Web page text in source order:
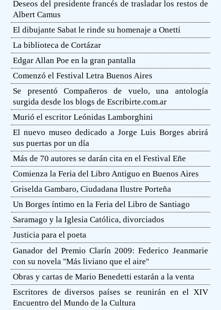
Deseos del presidente francés de trasladar los restos de
Albert Camus
El dibujante Sabat le rinde su homenaje a Onetti
La biblioteca de Cortázar
Edgar Allan Poe en la gran pantalla
Comenzó el Festival Letra Buenos Aires
Se presentó Compañeros de vuelo, una antología
surgida desde los blogs de Escribirte.com.ar
Murió el escritor Leónidas Lamborghini
El nuevo museo dedicado a Jorge Luis Borges abrirá
sus puertas por un día
Más de 70 autores se darán cita en el Festival Eñe
Comienza la Feria del Libro Antiguo en Buenos Aires
Griselda Gambaro, Ciudadana Ilustre Porteña
Un Borges íntimo en la Feria del Libro de Santiago
Saramago y la Iglesia Católica, divorciados
Justicia para el poeta
Ganador del Premio Clarín 2009: Federico Jeanmarie
con su novela ''Más liviano que el aire''
Obras y cartas de Mario Benedetti estarán a la venta
Escritores de diversos países se reunirán en el XIV
Encuentro del Mundo de la Cultura